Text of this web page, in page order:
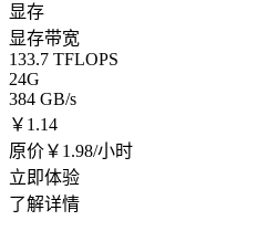
显存
显存带宽
133.7 TFLOPS
24G
384 GB/s
￥ 1.14
原价￥1.98/小时
立即体验
了解详情